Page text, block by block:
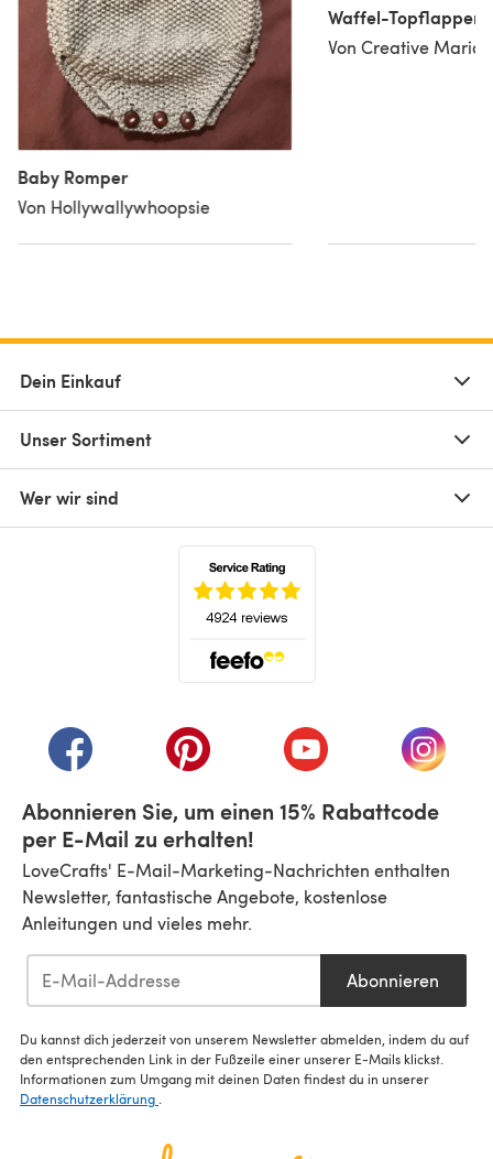
Baby Romper
Von Hollywallywhoopsie
Waffel-Topflappen
Von Creative Maria
Dein Einkauf
Unser Sortiment
Wer wir sind
(öffnet sich in einem neuen Tab)
(öffnet sich in einem neuen Tab)
(öffnet sich in einem
(öffnet
Abonnieren Sie, um einen 15% Rabattcode
per E-Mail zu erhalten!
LoveCrafts' E-Mail-Marketing-Nachrichten enthalten
Newsletter, fantastische Angebote, kostenlose
Anleitungen und vieles mehr.
Abonnieren
Du kannst dich jederzeit von unserem Newsletter abmelden, indem du auf
den entsprechenden Link in der Fußzeile einer unserer E-Mails klickst.
Informationen zum Umgang mit deinen Daten findest du in unserer
Datenschutzerklärung